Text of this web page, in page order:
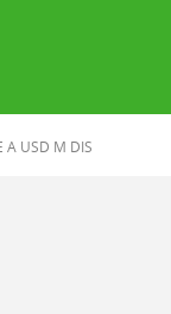
A USD M DIS